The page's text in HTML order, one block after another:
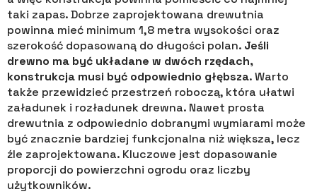
taki zapas. Dobrze zaprojektowana drewutnia
powinna mieć minimum 1,8 metra wysokości oraz
szerokość dopasowaną do długości polan. Jeśli
drewno ma być układane w dwóch rzędach,
konstrukcja musi być odpowiednio głębsza. Warto
także przewidzieć przestrzeń roboczą, która ułatwi
załadunek i rozładunek drewna. Nawet prosta
drewutnia z odpowiednio dobranymi wymiarami może
być znacznie bardziej funkcjonalna niż większa, lecz
źle zaprojektowana. Kluczowe jest dopasowanie
proporcji do powierzchni ogrodu oraz liczby
użytkowników.